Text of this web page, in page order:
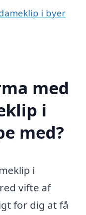
i byer
med
i
med?
i
vifte af
for dig at få